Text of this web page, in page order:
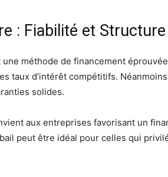
: Fiabilité et Structure
une méthode de financement
taux d’intérêt compétitifs.
solides.
aux entreprises favorisant un
peut être idéal pour celles qui